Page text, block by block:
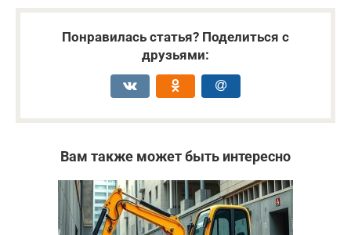
Понравилась статья? Поделиться с
друзьями:
Вам также может быть интересно